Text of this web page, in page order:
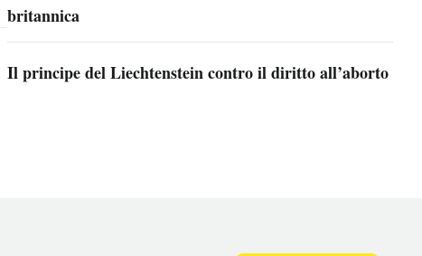
britannica
Il principe del Liechtenstein contro il diritto all’aborto